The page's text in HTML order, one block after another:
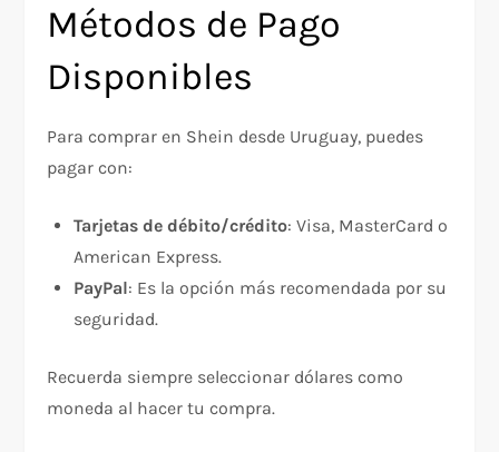
Métodos de Pago
Disponibles
Para comprar en Shein desde Uruguay, puedes
pagar con:
Tarjetas de débito/crédito: Visa, MasterCard o
American Express.
PayPal: Es la opción más recomendada por su
seguridad.
Recuerda siempre seleccionar dólares como
moneda al hacer tu compra.